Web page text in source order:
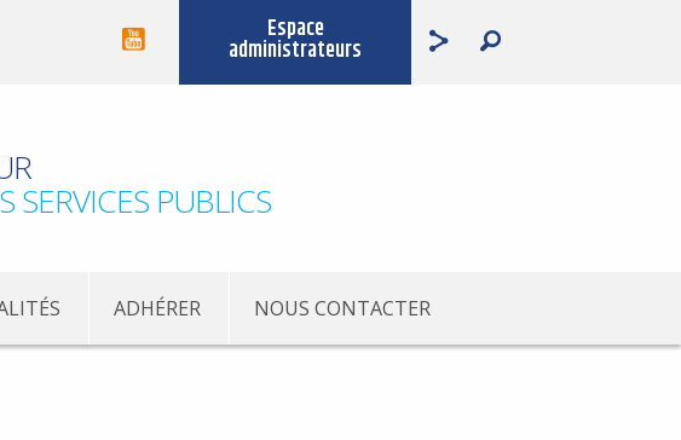
Espace
administrateurs
SERVICES PUBLICS
ADHÉRER NOUS CONTACTER